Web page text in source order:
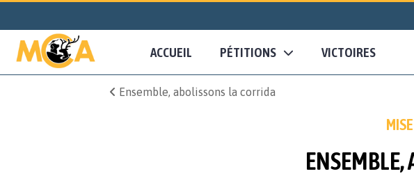
ACCUEIL PÉTITIONS VICTOIRES
Ensemble, abolissons la corrida
ENSEMBLE,